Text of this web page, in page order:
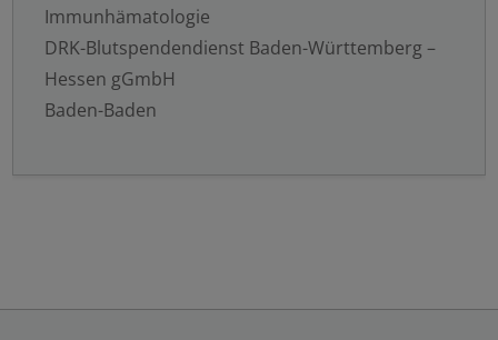
Immunhämatologie
DRK-Blutspendendienst Baden-Württemberg –
Hessen gGmbH
Baden-Baden